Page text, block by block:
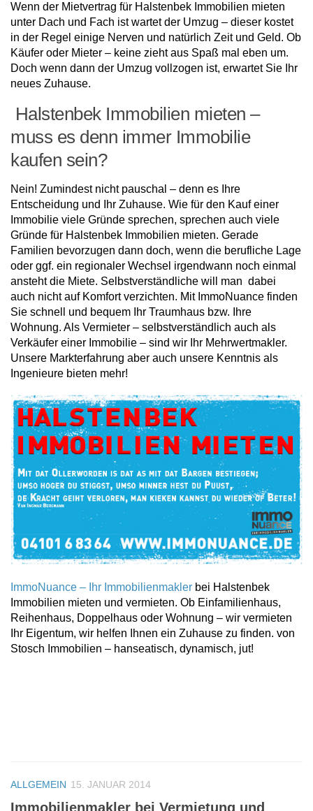
Wenn der Mietvertrag für Halstenbek Immobilien mieten
unter Dach und Fach ist wartet der Umzug – dieser kostet
in der Regel einige Nerven und natürlich Zeit und Geld. Ob
Käufer oder Mieter – keine zieht aus Spaß mal eben um.
Doch wenn dann der Umzug vollzogen ist, erwartet Sie Ihr
neues Zuhause.
Halstenbek Immobilien mieten –
muss es denn immer Immobilie
kaufen sein?
Nein! Zumindest nicht pauschal – denn es Ihre
Entscheidung und Ihr Zuhause. Wie für den Kauf einer
Immobilie viele Gründe sprechen, sprechen auch viele
Gründe für Halstenbek Immobilien mieten. Gerade
Familien bevorzugen dann doch, wenn die berufliche Lage
oder ggf. ein regionaler Wechsel irgendwann noch einmal
ansteht die Miete. Selbstverständliche will man dabei
auch nicht auf Komfort verzichten. Mit ImmoNuance finden
Sie schnell und bequem Ihr Traumhaus bzw. Ihre
Wohnung. Als Vermieter – selbstverständlich auch als
Verkäufer einer Immobilie – sind wir Ihr Mehrwertmakler.
Unsere Markterfahrung aber auch unsere Kenntnis als
Ingenieure bieten mehr!
ImmoNuance – Ihr Immobilienmakler bei Halstenbek
Immobilien mieten und vermieten. Ob Einfamilienhaus,
Reihenhaus, Doppelhaus oder Wohnung – wir vermieten
Ihr Eigentum, wir helfen Ihnen ein Zuhause zu finden. von
Stosch Immobilien – hanseatisch, dynamisch, jut!
ALLGEMEIN 15. JANUAR 2014
Immobilienmakler bei Vermietung und